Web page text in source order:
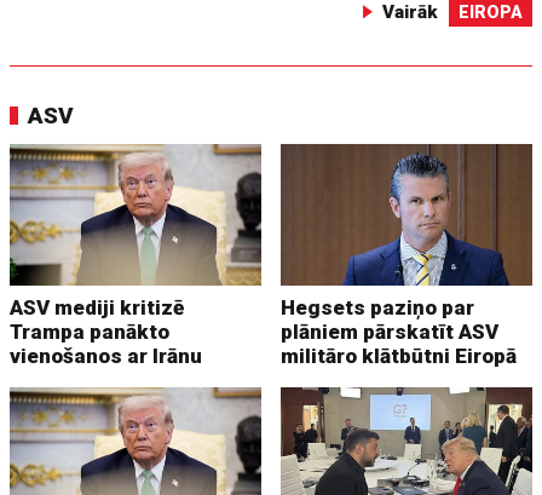
Vairāk EIROPA
ASV
ASV mediji kritizē
Trampa panākto
vienošanos ar Irānu
Hegsets paziņo par
plāniem pārskatīt ASV
militāro klātbūtni Eiropā